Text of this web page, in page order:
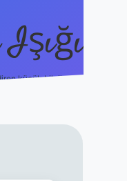
küçük bilgiler.
opera bet giriş